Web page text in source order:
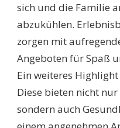
sich und die Familie
abzukühlen.
zorgen mit
Angeboten für Spaß
Ein weiteres
Diese bieten nicht
sondern auch